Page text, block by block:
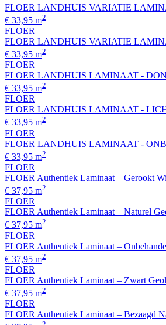
FLOER LANDHUIS VARIATIE
€ 33,95 m2
FLOER
FLOER LANDHUIS VARIATIE
€ 33,95 m2
FLOER
FLOER LANDHUIS LAMINAAT -
€ 33,95 m2
FLOER
FLOER LANDHUIS LAMINAAT -
€ 33,95 m2
FLOER
FLOER LANDHUIS LAMINAAT -
€ 33,95 m2
FLOER
FLOER Authentiek Laminaat – Gerookt
€ 37,95 m2
FLOER
FLOER Authentiek Laminaat – Naturel
€ 37,95 m2
FLOER
FLOER Authentiek Laminaat –
€ 37,95 m2
FLOER
FLOER Authentiek Laminaat – Zwart
€ 37,95 m2
FLOER
FLOER Authentiek Laminaat – Bezaagd